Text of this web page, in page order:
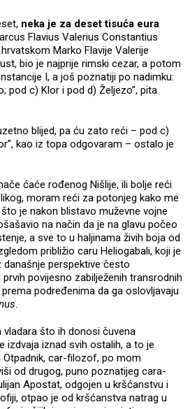
neka je za deset tisuća eura
Flavius Valerius Constantius
Marko Flavije Valerije
bio je najprije rimski cezar, a potom
I, a još poznatiji po nadimku:
pod c) Klor i pod d) Željezo”, pita
blijed, pa ću zato reći – pod c)
kao iz topa odgovaram – ostalo je
ćaće rođenog Nišlije, ili bolje reći
moram reći za potonjeg kako me
je nakon blistavo muževne vojne
na način da je na glavu počeo
a sve to u haljinama živih boja od
približio caru Heliogabali, koji je
perspektive često
povijesno zabilježenih transrodnih
podređenima da ga oslovljavaju
.
vladara što ih donosi čuvena
izdvaja iznad svih ostalih, a to je
Otpadnik, car-filozof, po mom
od drugog, puno poznatijeg cara-
Apostat, odgojen u kršćanstvu i
otpao je od kršćanstva natrag u